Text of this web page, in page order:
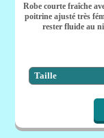
Robe courte fraîche
poitrine ajusté très
rester fluide au